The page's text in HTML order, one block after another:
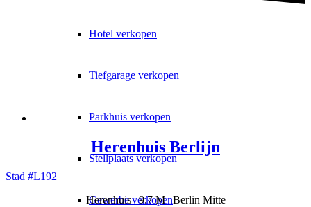
Hotel verkopen
Tiefgarage verkopen
Parkhuis verkopen
Stellplaats verkopen
Gewerbe verkopen
Herenhuis Berlijn
Stad #L192
Herenhuis | 9.7 M | Berlin Mitte